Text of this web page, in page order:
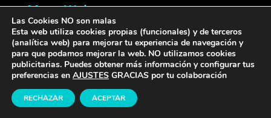
Mapa Web
Agencia Marketing Pymes
Marketing para Pymes
Kit Digital Pymes
Consultoría Marketing Pymes
Las Cookies NO son malas
Esta web utiliza cookies propias (funcionales) y de terceros
(analítica web) para mejorar tu experiencia de navegación y
para que podamos mejorar la web. NO utilizamos cookies
publicitarias. Puedes obtener más información y configurar tus
preferencias en AJUSTES GRACIAS por tu colaboración
ACEPTAR
RECHAZAR